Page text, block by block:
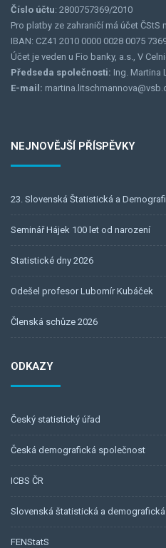
Číslo účtu: 2800757369/2010
Pro platby ze zahraničí má účet
IBAN: CZ41 2010 0000 0028 0075 7369
Účet je veden u Fio banky, a.s., V
Předseda společnosti: Ing. Martina
E-mail:
NEJNOVĚJŠÍ PŘÍSPĚVKY
23. Slovenská Štatistická a
Seminář Hájek 100 let od narození
Statistické dny 2026
Odešel profesor Lubomír Kubáček
Členská schůze 2026
ODKAZY
Český statistický úřad
Česká demografická společnost
ICBS ČR
Slovenská štatistická a
FENStatS